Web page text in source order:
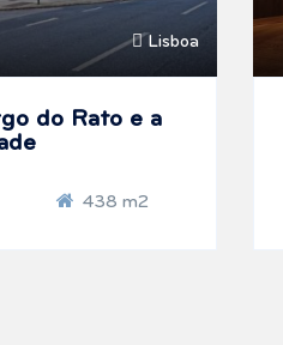
Lisboa
do Rato e a
438 m2